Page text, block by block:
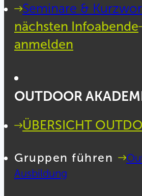
Seminare &
nächsten Infoabende
anmelden
OUTDOOR
ÜBERSICHT
Gruppen führen
Ausbildung